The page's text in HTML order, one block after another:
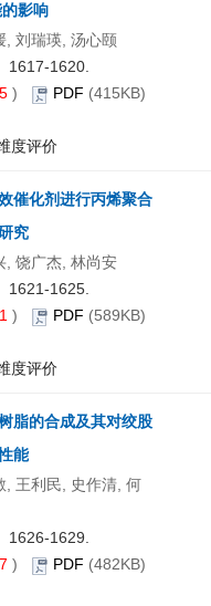
影响
, 刘瑞瑛, 汤心颐
1617-1620.
) PDF (415KB)
度评价
催化剂进行丙烯聚合
究
, 饶广杰, 林尚安
1621-1625.
) PDF (589KB)
度评价
脂的合成及其对绞股
能
, 王利民, 史作清, 何
1626-1629.
) PDF (482KB)